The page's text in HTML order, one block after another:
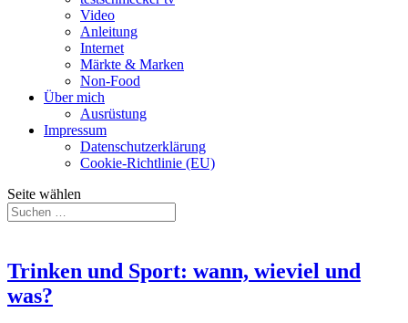
Video
Anleitung
Internet
Märkte & Marken
Non-Food
Über mich
Ausrüstung
Impressum
Datenschutzerklärung
Cookie-Richtlinie (EU)
Seite wählen
Trinken und Sport: wann, wieviel und
was?